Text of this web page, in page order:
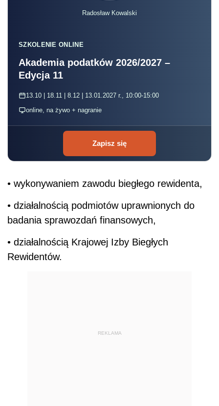
Radosław Kowalski
SZKOLENIE ONLINE
Akademia podatków 2026/2027 –
Edycja 11
13.10 | 18.11 | 8.12 | 13.01.2027 r., 10:00-15:00
online, na żywo + nagranie
Zapisz się
• wykonywaniem zawodu biegłego rewidenta,
• działalnością podmiotów uprawnionych do
badania sprawozdań finansowych,
• działalnością Krajowej Izby Biegłych
Rewidentów.
REKLAMA